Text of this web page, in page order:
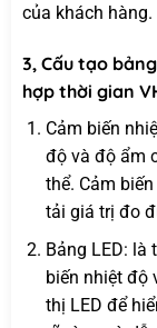
của khách hàng.
3, Cấu tạo
hợp thời gian
Cảm biến
độ và độ ẩm
thể. Cảm
tải giá trị đo
Bảng LED: là
biến nhiệt độ
thị LED để